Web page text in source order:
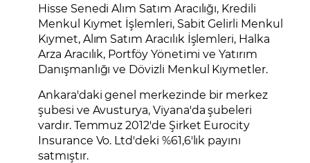
Hisse Senedi Alım Satım Aracılığı, Kredili
Menkul Kıymet İşlemleri, Sabit Gelirli Menkul
Kıymet, Alım Satım Aracılık İşlemleri, Halka
Arza Aracılık, Portföy Yönetimi ve Yatırım
Danışmanlığı ve Dövizli Menkul Kıymetler.
Ankara'daki genel merkezinde bir merkez
şubesi ve Avusturya, Viyana'da şubeleri
vardır. Temmuz 2012'de Şirket Eurocity
Insurance Vo. Ltd'deki %61,6'lık payını
satmıştır.